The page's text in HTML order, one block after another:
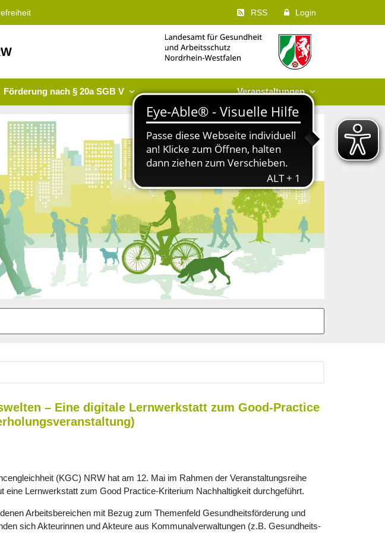
RSS Login
Förderung nach § 20a SGB V Veranstaltungen
– Eine digitale Lernwerkstatt zum Good-Practice
(KGC) NRW hat am 12. Mai im Rahmen der Veranstaltungsreihe
eine Lernwerkstatt zum Good Practice-Kriterium Nachhaltigkeit durchgeführt.
Arbeitsbereichen mit Bezug zum Themenfeld Gesundheitsförderung und
sich Akteurinnen und Akteure aus Kommunalverwaltungen (z.B. Gesundheits-